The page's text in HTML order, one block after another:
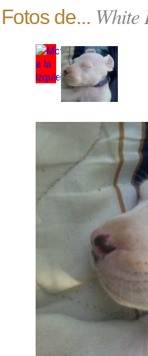
Fotos de... White